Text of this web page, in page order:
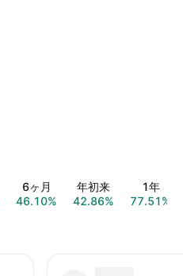
6ヶ月
46.10%
年初来
42.86%
1年
77.51%